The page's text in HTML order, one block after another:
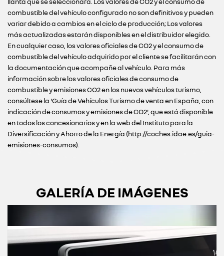
combustible del vehículo configurado no son definitivos y pueden
variar debido a cambios en el ciclo de producción; Los valores
más actualizadas estarán disponibles en el distribuidor elegido.
En cualquier caso, los valores oficiales de CO2 y el consumo de
combustible del vehículo adquirido por el cliente se facilitarán con
la documentación que acompañe al vehículo. Para más
información sobre los valores oficiales de consumo de
combustible y emisiones CO2 en los nuevos vehículos turismo,
consúltese la 'Guía de Vehículos Turismo de venta en España, con
indicación de consumos y emisiones de CO2', que está disponible
en todos los concesionarios y en la web del Instituto para la
Diversificación y Ahorro de la Energía (http://coches.idae.es/guia-
emisiones-consumos).
GALERÍA DE IMÁGENES